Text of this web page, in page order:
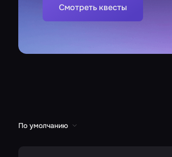
Смотреть квесты
По умолчанию